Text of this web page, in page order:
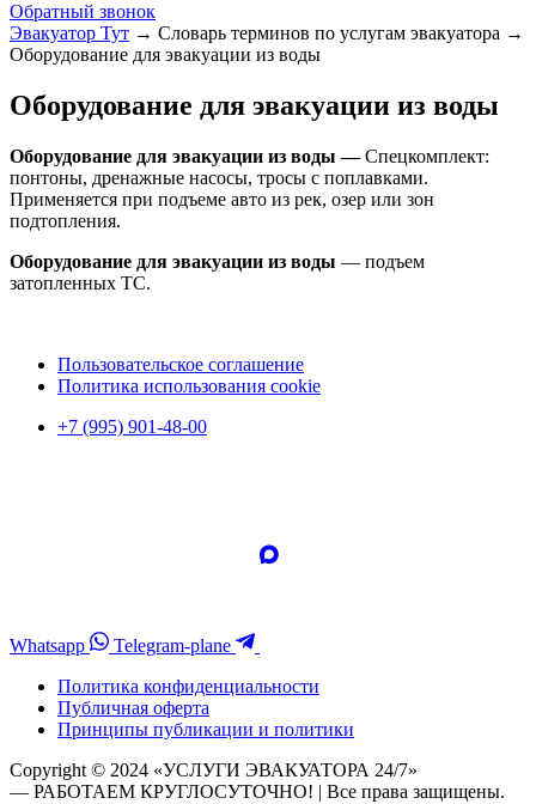
Обратный звонок
Эвакуатор Тут → Словарь терминов по услугам эвакуатора →
Оборудование для эвакуации из воды
Оборудование для эвакуации из воды
Оборудование для эвакуации из воды —Спецкомплект:
понтоны, дренажные насосы, тросы с поплавками.
Применяется при подъеме авто из рек, озер или зон
подтопления.
Оборудование для эвакуации из воды — подъем
затопленных ТС.
Пользовательское соглашение
Политика использования cookie
+7 (995) 901-48-00
Whatsapp
Telegram-plane
Политика конфиденциальности
Публичная оферта
Принципы публикации и политики
Copyright © 2024 «УСЛУГИ ЭВАКУАТОРА 24/7»
— РАБОТАЕМ КРУГЛОСУТОЧНО! | Все права защищены.